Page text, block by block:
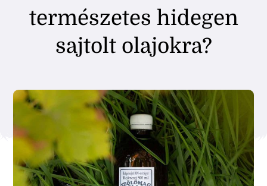
természetes hidegen
sajtolt olajokra?